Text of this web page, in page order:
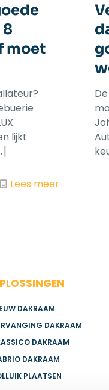
moet
lijkt
Lees meer
DAKRAAM
DAKRAAM
DAKRAAM
DAKRAAM
PLAATSEN